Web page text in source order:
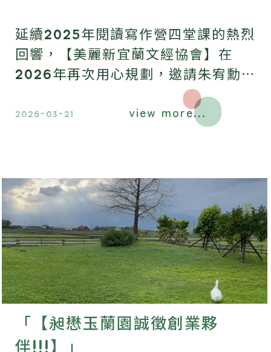
延續2025年閱讀寫作營四堂課的熱烈
回響，【美麗新宜蘭文經協會】在
2026年再次用心規劃，邀請朱宥勳、
謝宜安兩位老師，帶來全新一季閱讀寫
作營，於3月21日精彩展開。
2026-03-21 view more...
「【昶懋玉蘭園誠徵創業夥
伴!!!】」